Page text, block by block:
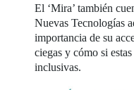
El ‘Mira’ también
Nuevas Tecnologías
importancia de su
ciegas y cómo si
inclusivas.